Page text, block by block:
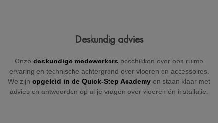
Deskundig advies
Onze deskundige medewerkers beschikken over een ruime
ervaring en technische achtergrond over vloeren én accessoires.
We zijn opgeleid in de Quick-Step Academy en staan klaar met
advies en antwoorden op al je vragen over vloeren én installatie.